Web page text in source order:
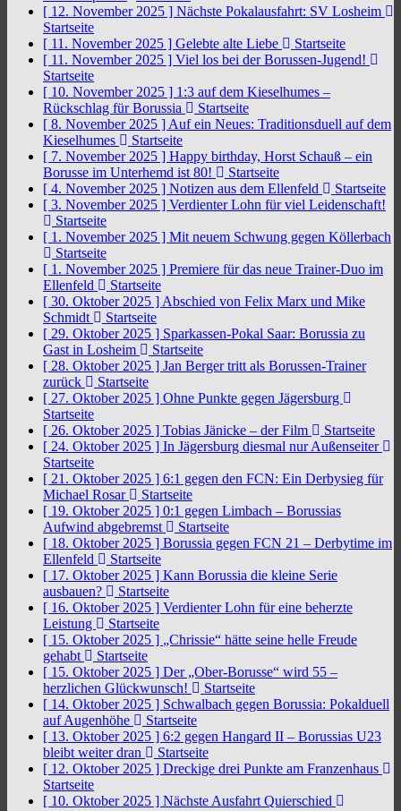
[ 12. November 2025 ] Nächste Pokalausfahrt: SV Losheim
Startseite
[ 11. November 2025 ] Gelebte alte Liebe
Startseite
[ 11. November 2025 ] Viel los bei der Borussen-Jugend!
Startseite
[ 10. November 2025 ] 1:3 auf dem Kieselhumes –
Rückschlag für Borussia
Startseite
[ 8. November 2025 ] Auf ein Neues: Traditionsduell auf dem
Kieselhumes
Startseite
[ 7. November 2025 ] Happy birthday, Horst Schauß – ein
Borusse im Unterhemd ist 80!
Startseite
[ 4. November 2025 ] Notizen aus dem Ellenfeld
Startseite
[ 3. November 2025 ] Verdienter Lohn für viel Leidenschaft!
Startseite
[ 1. November 2025 ] Mit neuem Schwung gegen Köllerbach
Startseite
[ 1. November 2025 ] Premiere für das neue Trainer-Duo im
Ellenfeld
Startseite
[ 30. Oktober 2025 ] Abschied von Felix Marx und Mike
Schmidt
Startseite
[ 29. Oktober 2025 ] Sparkassen-Pokal Saar: Borussia zu
Gast in Losheim
Startseite
[ 28. Oktober 2025 ] Jan Berger tritt als Borussen-Trainer
zurück
Startseite
[ 27. Oktober 2025 ] Ohne Punkte gegen Jägersburg
Startseite
[ 26. Oktober 2025 ] Tobias Jänicke – der Film
Startseite
[ 24. Oktober 2025 ] In Jägersburg diesmal nur Außenseiter
Startseite
[ 21. Oktober 2025 ] 6:1 gegen den FCN: Ein Derbysieg für
Michael Rosar
Startseite
[ 19. Oktober 2025 ] 0:1 gegen Limbach – Borussias
Aufwind abgebremst
Startseite
[ 18. Oktober 2025 ] Borussia gegen FCN 21 – Derbytime im
Ellenfeld
Startseite
[ 17. Oktober 2025 ] Kann Borussia die kleine Serie
ausbauen?
Startseite
[ 16. Oktober 2025 ] Verdienter Lohn für eine beherzte
Leistung
Startseite
[ 15. Oktober 2025 ] „Chrissie“ hätte seine helle Freude
gehabt
Startseite
[ 15. Oktober 2025 ] Der „Ober-Borusse“ wird 55 –
herzlichen Glückwunsch!
Startseite
[ 14. Oktober 2025 ] Schwalbach gegen Borussia: Pokalduell
auf Augenhöhe
Startseite
[ 13. Oktober 2025 ] 6:2 gegen Hangard II – Borussias U23
bleibt weiter dran
Startseite
[ 12. Oktober 2025 ] Dreckige drei Punkte am Franzenhaus
Startseite
[ 10. Oktober 2025 ] Nächste Ausfahrt Quierschied